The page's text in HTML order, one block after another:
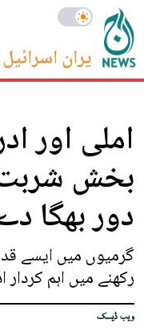
ایران
املی اور
بخش
دور بھگا
گرمیوں میں ایسے
رکھنے میں اہم کردار
ویب ڈیسک